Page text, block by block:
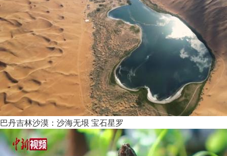
巴丹吉林沙漠：沙海无垠 宝石星罗